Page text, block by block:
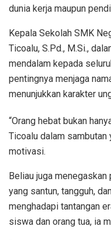
dunia kerja maupun
Kepala Sekolah SMK
Ticoalu, S.Pd., M.Si.,
mendalam kepada
pentingnya menjaga
menunjukkan karakter
“Orang hebat bukan
Ticoalu dalam sambutan
motivasi.
Beliau juga
yang santun, tangguh,
menghadapi tantangan
siswa dan orang tua, ia